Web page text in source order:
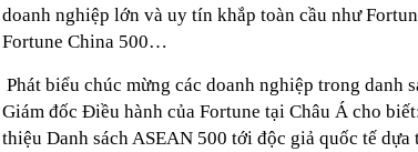
doanh nghiệp lớn và uy tín khắp toàn cầu như
Fortune China 500…
Phát biểu chúc mừng các doanh nghiệp trong danh
Giám đốc Điều hành của Fortune tại Châu Á cho
thiệu Danh sách ASEAN 500 tới độc giả quốc tế